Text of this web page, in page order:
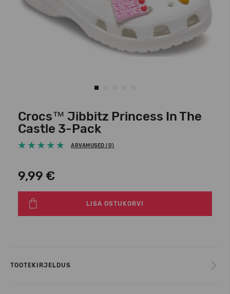
Crocs™ Jibbitz Princess In The
Castle 3-Pack
ARVAMUSED (0)
9,99 €
LISA OSTUKORVI
TOOTEKIRJELDUS